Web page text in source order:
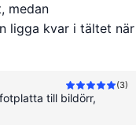
medan
ligga kvar i tältet när
(3)
till bildörr,